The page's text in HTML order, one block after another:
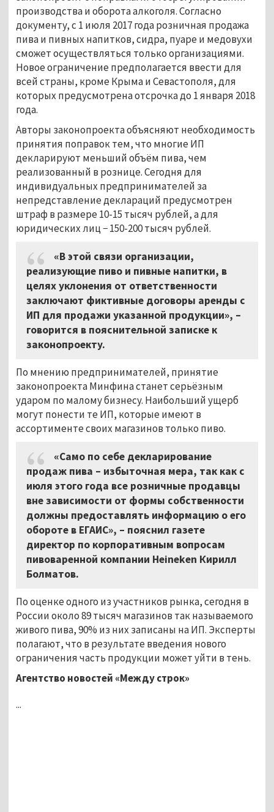
производства и оборота алкоголя. Согласно
документу, с 1 июля 2017 года розничная продажа
пива и пивных напитков, сидра, пуаре и медовухи
сможет осуществляться только организациями.
Новое ограничение предполагается ввести для
всей страны, кроме Крыма и Севастополя, для
которых предусмотрена отсрочка до 1 января 2018
года.
Авторы законопроекта объясняют необходимость
принятия поправок тем, что многие ИП
декларируют меньший объём пива, чем
реализованный в рознице. Сегодня для
индивидуальных предпринимателей за
непредставление деклараций предусмотрен
штраф в размере 10-15 тысяч рублей, а для
юридических лиц − 150-200 тысяч рублей.
«В этой связи организации,
реализующие пиво и пивные напитки, в
целях уклонения от ответственности
заключают фиктивные договоры аренды с
ИП для продажи указанной продукции», –
говорится в пояснительной записке к
законопроекту.
По мнению предпринимателей, принятие
законопроекта Минфина станет серьёзным
ударом по малому бизнесу. Наибольший ущерб
могут понести те ИП, которые имеют в
ассортименте своих магазинов только пиво.
«Само по себе декларирование
продаж пива – избыточная мера, так как с
июля этого года все розничные продавцы
вне зависимости от формы собственности
должны предоставлять информацию о его
обороте в ЕГАИС», – пояснил газете
директор по корпоративным вопросам
пивоваренной компании Heineken Кирилл
Болматов.
По оценке одного из участников рынка, сегодня в
России около 89 тысяч магазинов так называемого
живого пива, 90% из них записаны на ИП. Эксперты
полагают, что в результате введения нового
ограничения часть продукции может уйти в тень.
Агентство новостей «Между строк»
...